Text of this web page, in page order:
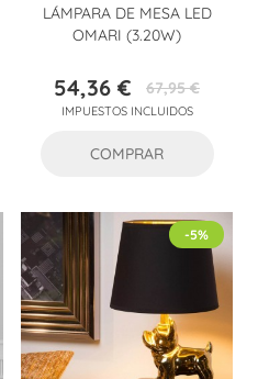
LÁMPARA DE MESA LED
OMARI (3.20W)
Precio
54,36 €Precio
base
67,95 €
IMPUESTOS INCLUIDOS
COMPRAR
-5%